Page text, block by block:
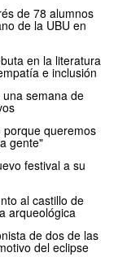
de 78 alumnos
de la UBU en
en la literatura
e inclusión
semana de
porque queremos
gente"
festival a su
al castillo de
arqueológica
de dos de las
del eclipse